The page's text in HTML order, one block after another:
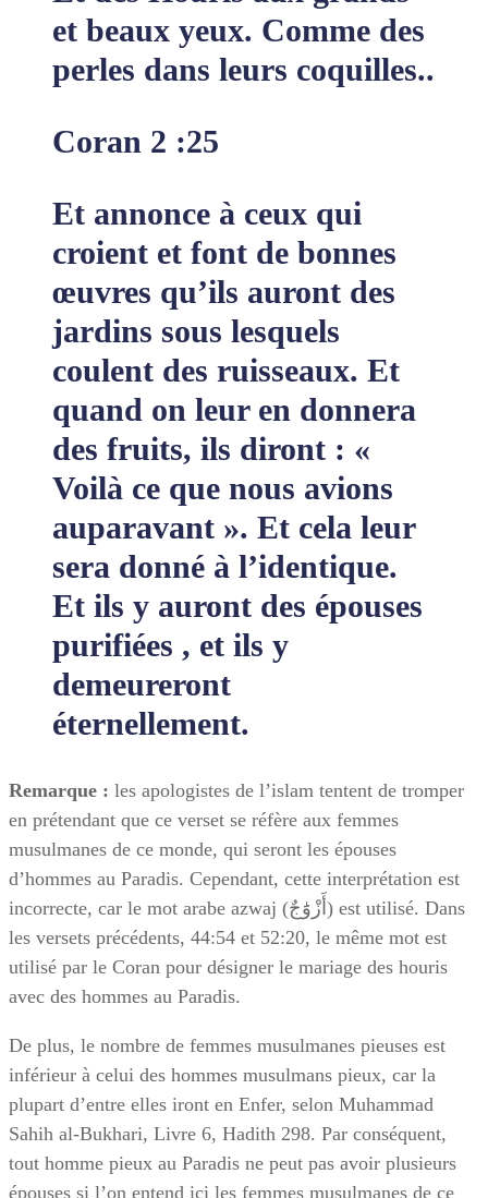
et beaux yeux. Comme des
perles dans leurs coquilles..
Coran 2 :25
Et annonce à ceux qui
croient et font de bonnes
œuvres qu’ils auront des
jardins sous lesquels
coulent des ruisseaux. Et
quand on leur en donnera
des fruits, ils diront : «
Voilà ce que nous avions
auparavant ». Et cela leur
sera donné à l’identique.
Et ils y auront des épouses
purifiées , et ils y
demeureront
éternellement.
Remarque : les apologistes de l’islam tentent de tromper
en prétendant que ce verset se réfère aux femmes
musulmanes de ce monde, qui seront les épouses
d’hommes au Paradis. Cependant, cette interprétation est
incorrecte, car le mot arabe azwaj (أَزْوََٰجٌ) est utilisé. Dans
les versets précédents, 44:54 et 52:20, le même mot est
utilisé par le Coran pour désigner le mariage des houris
avec des hommes au Paradis.
De plus, le nombre de femmes musulmanes pieuses est
inférieur à celui des hommes musulmans pieux, car la
plupart d’entre elles iront en Enfer, selon Muhammad
Sahih al-Bukhari, Livre 6, Hadith 298. Par conséquent,
tout homme pieux au Paradis ne peut pas avoir plusieurs
épouses si l’on entend ici les femmes musulmanes de ce